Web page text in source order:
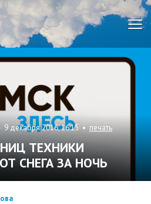
декабря 2016, 16:15 • печать
ТЕХНИКИ
СНЕГА ЗА НОЧЬ